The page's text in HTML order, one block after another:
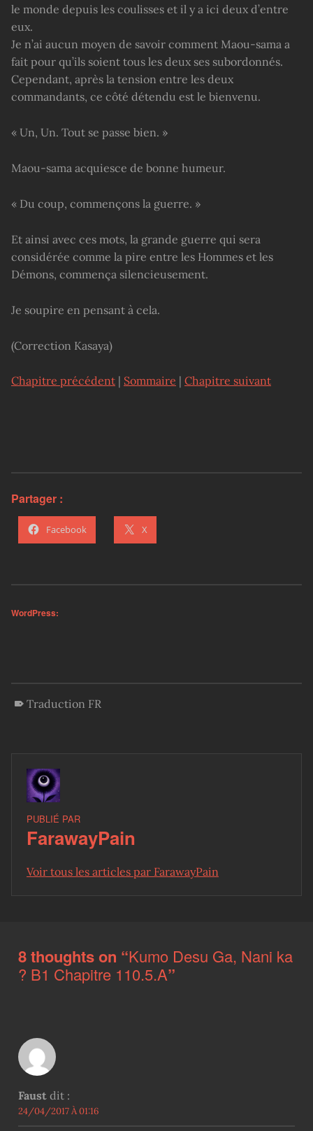
le monde depuis les coulisses et il y a ici deux d’entre
eux.
Je n’ai aucun moyen de savoir comment Maou-sama a
fait pour qu’ils soient tous les deux ses subordonnés.
Cependant, après la tension entre les deux
commandants, ce côté détendu est le bienvenu.
« Un, Un. Tout se passe bien. »
Maou-sama acquiesce de bonne humeur.
« Du coup, commençons la guerre. »
Et ainsi avec ces mots, la grande guerre qui sera
considérée comme la pire entre les Hommes et les
Démons, commença silencieusement.
Je soupire en pensant à cela.
(Correction Kasaya)
Chapitre précédent | Sommaire | Chapitre suivant
Partager :
Facebook X
WordPress:
Traduction FR
PUBLIÉ PAR
FarawayPain
Voir tous les articles par FarawayPain
8 thoughts on “Kumo Desu Ga, Nani ka
? B1 Chapitre 110.5.A”
Faust dit :
24/04/2017 À 01:16